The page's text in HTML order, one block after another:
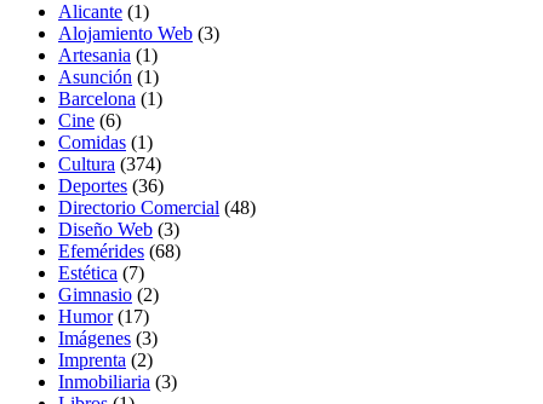
Alicante (1)
Alojamiento Web (3)
Artesania (1)
Asunción (1)
Barcelona (1)
Cine (6)
Comidas (1)
Cultura (374)
Deportes (36)
Directorio Comercial (48)
Diseño Web (3)
Efemérides (68)
Estética (7)
Gimnasio (2)
Humor(17)
Imágenes (3)
Imprenta (2)
Inmobiliaria (3)